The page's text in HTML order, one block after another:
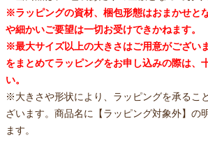
※ラッピングの資材、梱包形態はおまかせと
や細かいご要望は一切お受けできかねます。
※最大サイズ以上の大きさはご用意がござい
をまとめてラッピングをお申し込みの際は、
い。
※大きさや形状により、ラッピングを承るこ
ざいます。商品名に【ラッピング対象外】の
ます。